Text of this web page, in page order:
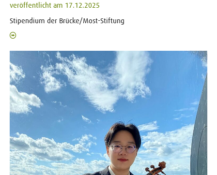
veröffentlicht am 17.12.2025
Stipendium der Brücke/Most-Stiftung